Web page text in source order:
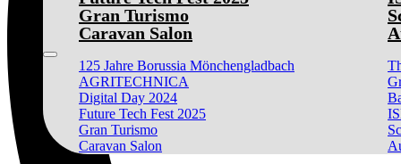
Gran Turismo
Caravan Salon
125 Jahre Borussia Mönchengladbach
AGRITECHNICA
Digital Day 2024
Future Tech Fest 2025
Gran Turismo
Caravan Salon